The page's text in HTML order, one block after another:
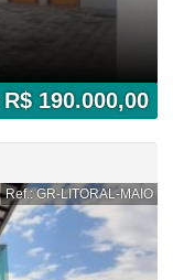
R$ 190.000,00
Ref.: GR-LITORAL-MAIO